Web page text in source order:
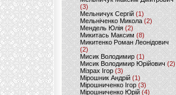
(3)
Мельничук Сергій (1)
Мельніченко Микола (2)
Мендель Юлія (2)
Микитась Максим (8)
Микитенко Роман Леонідович
(2)
Мисик Володимир (1)
Мисик Володимир Юрійович(2)
Мізрах Ігор(3)
Мірошник Андрій(1)
Мірошниченко Ігор (3)
Мірошниченко Юрій(4)